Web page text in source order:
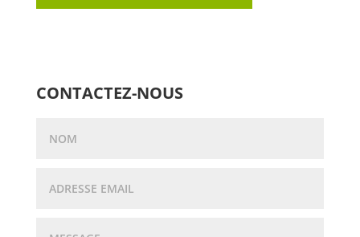
CONTACTEZ-NOUS